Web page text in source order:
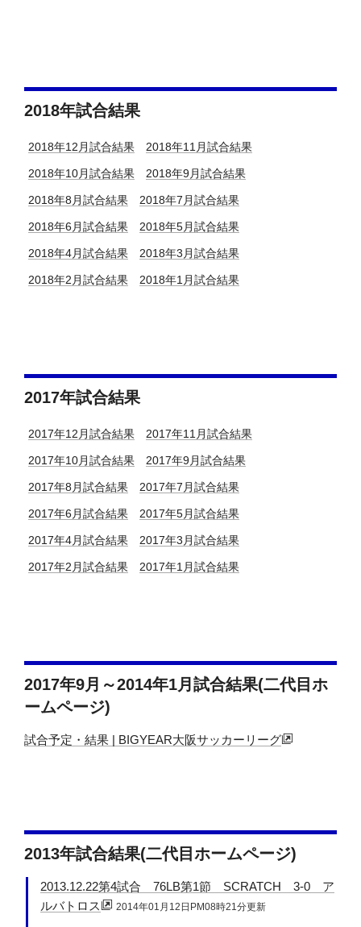
2018年試合結果
2018年12月試合結果 2018年11月試合結果
2018年10月試合結果 2018年9月試合結果
2018年8月試合結果 2018年7月試合結果
2018年6月試合結果 2018年5月試合結果
2018年4月試合結果 2018年3月試合結果
2018年2月試合結果 2018年1月試合結果
2017年試合結果
2017年12月試合結果 2017年11月試合結果
2017年10月試合結果 2017年9月試合結果
2017年8月試合結果 2017年7月試合結果
2017年6月試合結果 2017年5月試合結果
2017年4月試合結果 2017年3月試合結果
2017年2月試合結果 2017年1月試合結果
2017年9月～2014年1月試合結果(二代目ホ
ームページ)
試合予定・結果 | BIGYEAR大阪サッカーリーグ
2013年試合結果(二代目ホームページ)
2013.12.22第4試合 76LB第1節 SCRATCH 3-0 ア
ルバトロス
2014年01月12日PM08時21分更新